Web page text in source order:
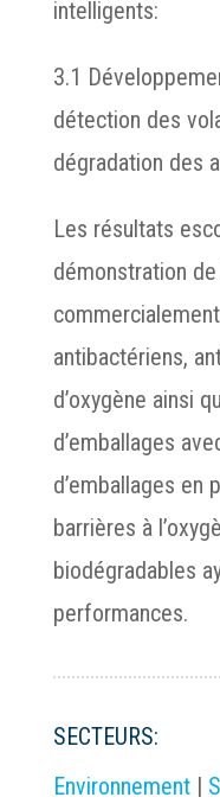
intelligents:
3.1
détection des
dégradation des
Les résultats
démonstration
antibactériens,
d’oxygène ainsi
d’emballages
d’emballages en
barrières à
biodégradables
performances.
SECTEURS:
Environnement|